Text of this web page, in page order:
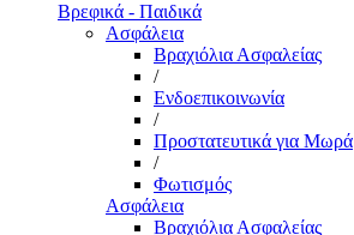
Βρεφικά - Παιδικά
Ασφάλεια
Βραχιόλια Ασφαλείας
/
Ενδοεπικοινωνία
/
Προστατευτικά για Μωρά
/
Φωτισμός
Ασφάλεια
Βραχιόλια Ασφαλείας